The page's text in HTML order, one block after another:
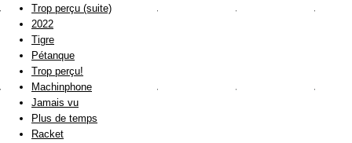
Trop perçu (suite)
2022
Tigre
Pétanque
Trop perçu!
Machinphone
Jamais vu
Plus de temps
Racket